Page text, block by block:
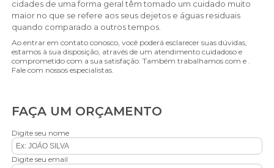
cidades de uma forma geral têm tomado um cuidado muito
maior no que se refere aos seus dejetos e águas residuais
quando comparado a outros tempos.
Ao entrar em contato conosco, você poderá esclarecer suas dúvidas,
estamos à sua disposição, através de um atendimento cuidadoso e
comprometido com a sua satisfação. Também trabalhamos com e .
Fale com nossos especialistas.
FAÇA UM ORÇAMENTO
Digite seu nome
Digite seu email